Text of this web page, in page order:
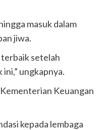
masuk dalam
jiwa.
terbaik setelah
ungkapnya.
Keuangan
kepada lembaga